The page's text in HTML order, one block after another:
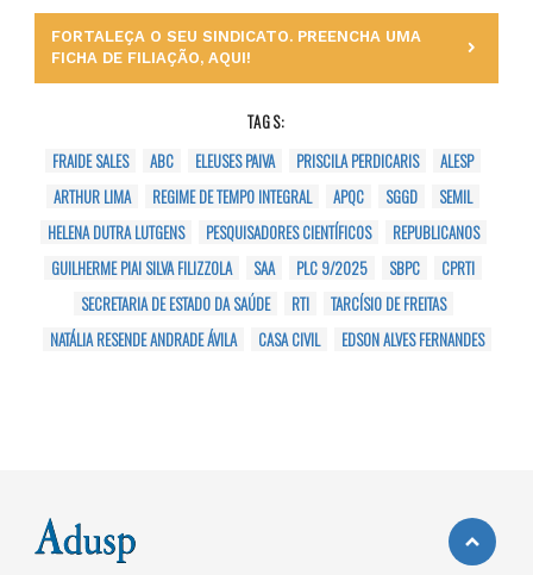
FORTALEÇA O SEU SINDICATO. PREENCHA UMA
FICHA DE FILIAÇÃO, AQUI!
TAGS:
FRAIDE SALES
ABC ELEUSES PAIVA PRISCILA PERDICARIS
ALESP
ARTHUR LIMA
REGIME DE TEMPO INTEGRAL APQC SGGD
SEMIL
HELENA DUTRA LUTGENS
PESQUISADORES CIENTÍFICOS
REPUBLICANOS
GUILHERME PIAI SILVA FILIZZOLA
SAA PLC 9/2025 SBPC
CPRTI
SECRETARIA DE ESTADO DA SAÚDE
RTI
TARCÍSIO DE FREITAS
NATÁLIA RESENDE ANDRADE ÁVILA
CASA CIVIL EDSON ALVES FERNANDES